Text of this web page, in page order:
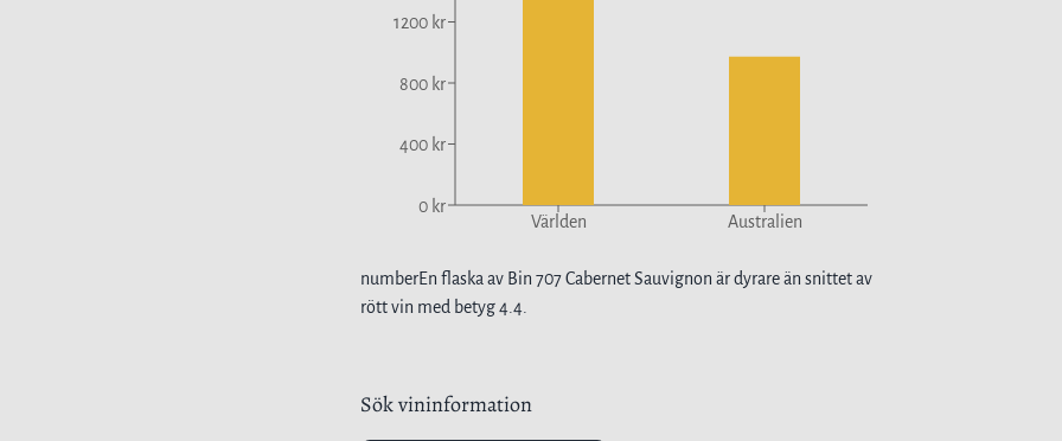
0 kr
400 kr
800 kr
1200 kr
Världen Australien
numberEn flaska av Bin 707 Cabernet Sauvignon ärdyrareän snittet av
rött vin med betyg4.4
Sök vininformation